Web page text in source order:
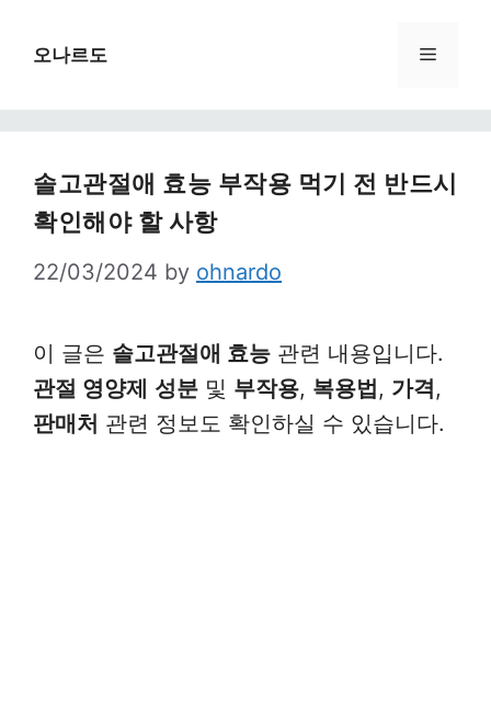
오나르도 Menu
솔고관절애 효능 부작용 먹기 전 반드시
확인해야 할 사항
22/03/2024 by ohnardo
이 글은 솔고관절애 효능 관련 내용입니다.
관절 영양제 성분 및 부작용, 복용법, 가격,
판매처 관련 정보도 확인하실 수 있습니다.